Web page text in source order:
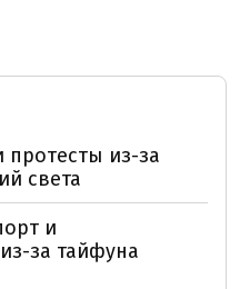
протесты из-за
света
и
за тайфуна